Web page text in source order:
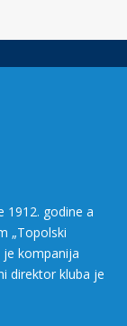
1912. godine a
„Topolski
je kompanija
direktor kluba je